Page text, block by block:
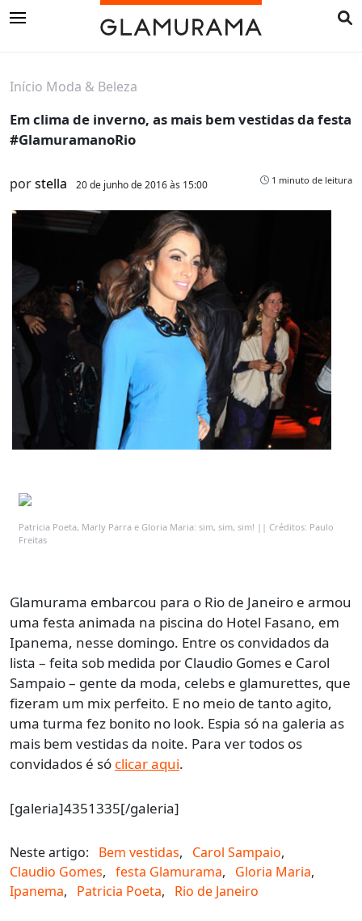
Início Moda & Beleza
Em clima de inverno, as mais bem vestidas da festa
#GlamuramanoRio
porstella 20 de junho de 2016 às 15:00 1 minuto de leitura
Patricia Poeta, Marly Parra e Gloria Maria: sim, sim, sim! || Créditos: Paulo
Freitas
Glamurama embarcou para o Rio de Janeiro e armou
uma festa animada na piscina do Hotel Fasano, em
Ipanema, nesse domingo. Entre os convidados da
lista – feita sob medida por Claudio Gomes e Carol
Sampaio – gente da moda, celebs e glamurettes, que
fizeram um mix perfeito. E no meio de tanto agito,
uma turma fez bonito no look. Espia só na galeria as
mais bem vestidas da noite. Para ver todos os
convidados é só clicar aqui.
[galeria]4351335[/galeria]
Neste artigo: Bem vestidas, Carol Sampaio,
Claudio Gomes, festa Glamurama, Gloria Maria,
Ipanema, Patricia Poeta, Rio de Janeiro